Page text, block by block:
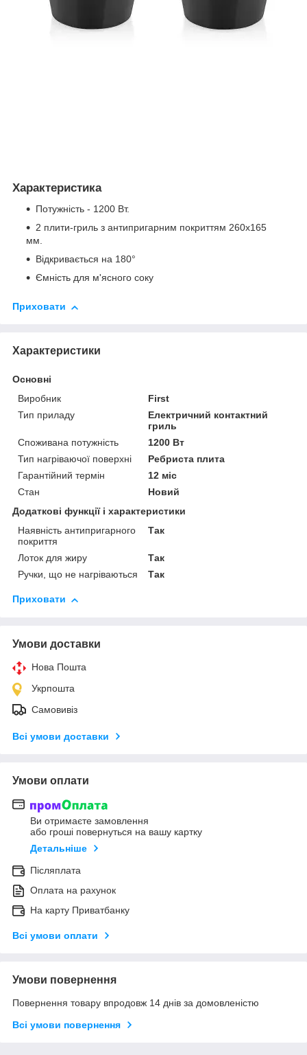
Характеристика
Потужність - 1200 Вт.
2 плити-гриль з антипригарним покриттям 260x165
мм.
Відкривається на 180°
Ємність для м'ясного соку
Приховати
Характеристики
Основні
Виробник
First
Тип приладу
Електричний контактний
гриль
Споживана потужність
1200 Вт
Тип нагріваючої поверхні
Ребриста плита
Гарантійний термін
12 міс
Стан
Новий
Додаткові функції і характеристики
Наявність антипригарного
покриття
Так
Лоток для жиру
Так
Ручки, що не нагріваються
Так
Приховати
Умови доставки
Нова Пошта
Укрпошта
Самовивіз
Всі умови доставки
Умови оплати
Ви отримаєте замовлення
або гроші повернуться на вашу картку
Детальніше
Післяплата
Оплата на рахунок
На карту Приватбанку
Всі умови оплати
Умови повернення
Повернення товару впродовж 14 днів за домовленістю
Всі умови повернення